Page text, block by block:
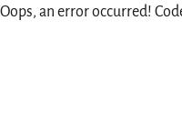
Oops, an error occurred!